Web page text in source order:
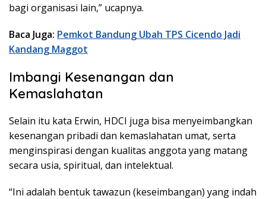
bagi organisasi lain,” ucapnya.
Baca Juga: Pemkot Bandung Ubah TPS Cicendo Jadi
Kandang Maggot
Imbangi Kesenangan dan
Kemaslahatan
Selain itu kata Erwin, HDCI juga bisa menyeimbangkan
kesenangan pribadi dan kemaslahatan umat, serta
menginspirasi dengan kualitas anggota yang matang
secara usia, spiritual, dan intelektual.
“Ini adalah bentuk tawazun (keseimbangan) yang indah